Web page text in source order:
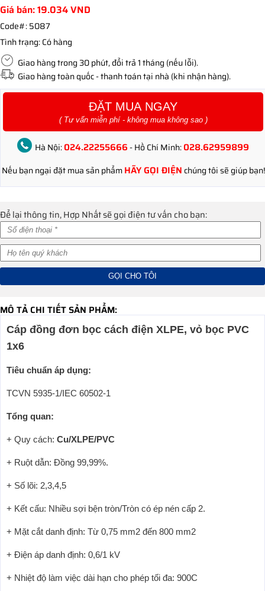
Giá bán:19.034VND
Code#:5087
Tình trạng:Có hàng
Giao hàng trong 30 phút, đổi trả 1 tháng (nếu lỗi).
Giao hàng toàn quốc - thanh toán tại nhà (khi nhận hàng).
ĐẶT MUA NGAY
( Tư vấn miễn phí - không mua không sao )
Hà Nội:024.22255666 - Hồ Chí Minh:028.62959899
Nếu bạn ngại đặt mua sản phẩmHÃY GỌI ĐIỆN chúng tôi sẽ giúp bạn!
Để lại thông tin, Hợp Nhất sẽ gọi điện tư vấn cho bạn:
MÔ TẢ CHI TIẾT SẢN PHẨM:
Cáp đồng đơn bọc cách điện XLPE, vỏ bọc PVC
1x6
Tiêu chuẩn áp dụng:
TCVN 5935-1/IEC 60502-1
Tổng quan:
+ Quy cách: Cu/XLPE/PVC
+ Ruột dẫn: Đồng 99,99%.
+ Số lõi: 2,3,4,5
+ Kết cấu: Nhiều sợi bện tròn/Tròn có ép nén cấp 2.
+ Mặt cắt danh định: Từ 0,75 mm2 đến 800 mm2
+ Điện áp danh định: 0,6/1 kV
+ Nhiệt độ làm việc dài hạn cho phép tối đa: 900C